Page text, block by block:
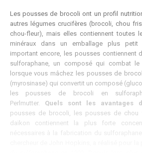
Les pousses de brocoli ont un profil
autres légumes crucifères (brocoli, chou
chou-fleur), mais elles contiennent toutes
minéraux dans un emballage plus petit
important encore, les pousses contiennent
sulforaphane, un composé qui combat le
lorsque vous mâchez les pousses de
(myrosinase) qui convertit un composé
les pousses de brocoli en
Perlmutter. Quels sont les avantages
pousses de brocoli, les pousses de
daïkon contiennent la plus forte
nécessaires à la fabrication du